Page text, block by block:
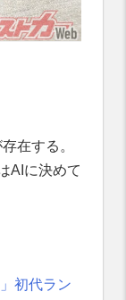
在する。
AIに決めて
初代ラン